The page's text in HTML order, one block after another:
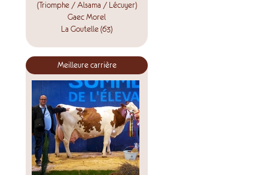
(Triomphe / Alsama / Lécuyer)
Gaec Morel
La Goutelle (63)
Meilleure carrière